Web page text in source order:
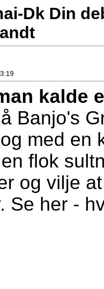
Dk Din
kalde
Banjo's
med en
flok
og vilje
Se her -